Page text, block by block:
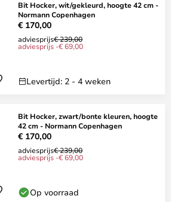
Bit Hocker, wit/gekleurd, hoogte 42 cm -
Normann Copenhagen
€ 170,00
adviesprijs€ 239,00
adviesprijs -€ 69,00
Levertijd: 2 - 4 weken
Bit Hocker, zwart/bonte kleuren, hoogte
42 cm - Normann Copenhagen
€ 170,00
adviesprijs€ 239,00
adviesprijs -€ 69,00
Op voorraad